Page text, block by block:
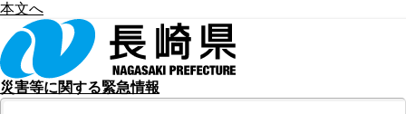
本文へ
災害等に関する緊急情報